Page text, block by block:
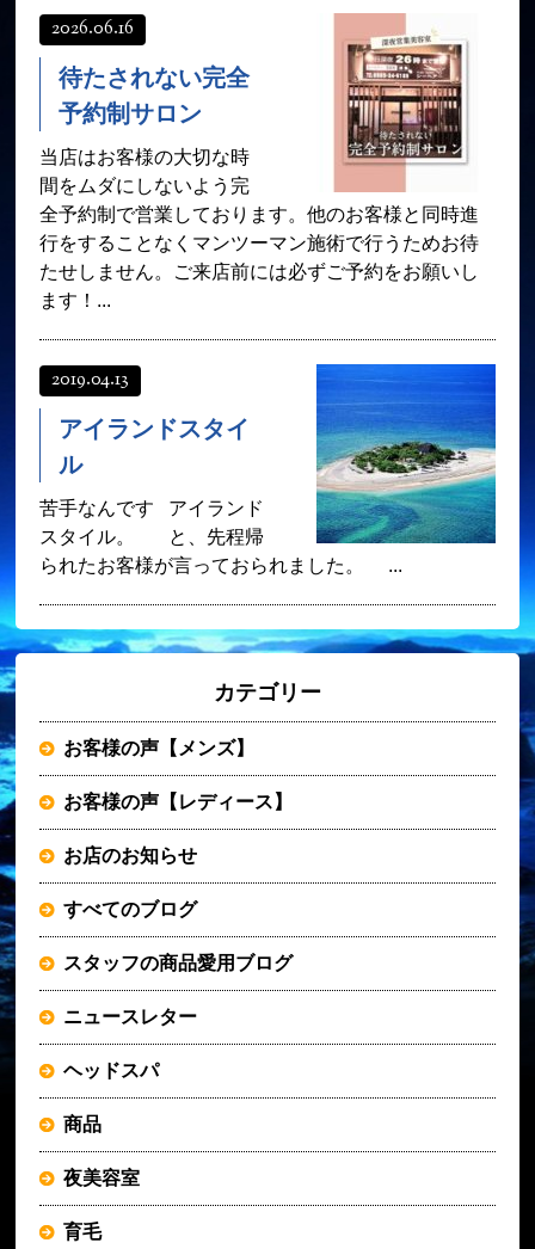
よくある質問
求人 サロン情報・プロフィール
お客様の声 シーヘアーのブログ
ご予約＋お問い合わせ
2026.06.16
待たされない完全
予約制サロン
当店はお客様の大切な時
間をムダにしないよう完
全予約制で営業しております。他のお客様と同時進
行をすることなくマンツーマン施術で行うためお待
たせしません。ご来店前には必ずご予約をお願いし
ます！...
2019.04.13
アイランドスタイ
ル
苦手なんです アイランド
スタイル。 と、先程帰
られたお客様が言っておられました。 ...
カテゴリー
お客様の声【メンズ】
お客様の声【レディース】
お店のお知らせ
すべてのブログ
スタッフの商品愛用ブログ
ニュースレター
ヘッドスパ
商品
夜美容室
育毛